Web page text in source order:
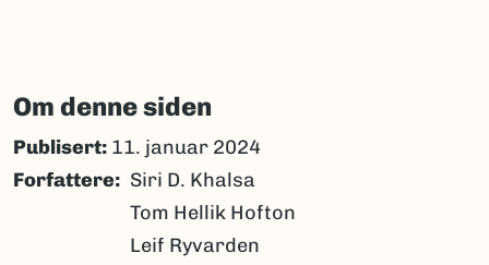
Om denne siden
Publisert: 11. januar 2024
Forfattere
Siri D. Khalsa
Tom Hellik Hofton
Leif Ryvarden